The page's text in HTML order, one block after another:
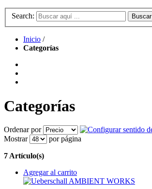
Search: Buscar
Inicio /
Categorías
Categorías
Ordenar por
Mostrar
por página
7 Artículo(s)
Agregar al carrito